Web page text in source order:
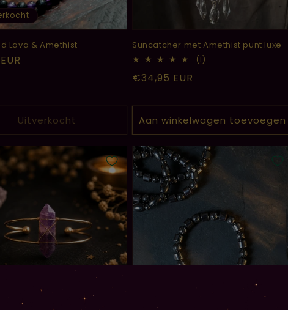
Lava & Amethist
Uitverkocht
Suncatcher met Amethist punt luxe
(1)
Normale
€34,95 EUR
Aan winkelwagen toevoegen